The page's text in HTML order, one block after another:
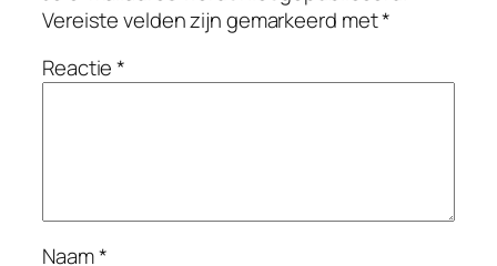
Vereiste velden zijn gemarkeerd met*
Reactie*
Naam*